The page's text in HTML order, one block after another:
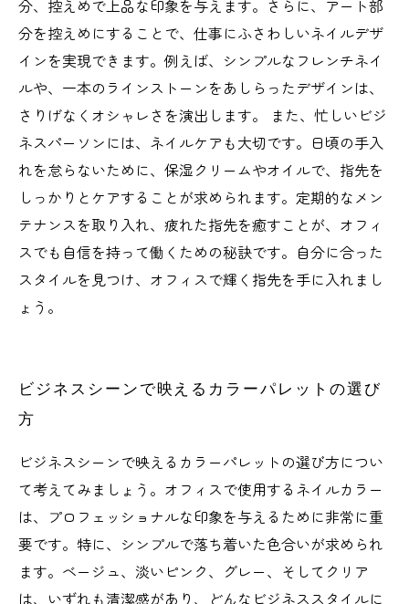
分、控えめで上品な印象を与えます。さらに、アート部
分を控えめにすることで、仕事にふさわしいネイルデザ
インを実現できます。例えば、シンプルなフレンチネイ
ルや、一本のラインストーンをあしらったデザインは、
さりげなくオシャレさを演出します。 また、忙しいビジ
ネスパーソンには、ネイルケアも大切です。日頃の手入
れを怠らないために、保湿クリームやオイルで、指先を
しっかりとケアすることが求められます。定期的なメン
テナンスを取り入れ、疲れた指先を癒すことが、オフィ
スでも自信を持って働くための秘訣です。自分に合った
スタイルを見つけ、オフィスで輝く指先を手に入れまし
ょう。
ビジネスシーンで映えるカラーパレットの選び
方
ビジネスシーンで映えるカラーパレットの選び方につい
て考えてみましょう。オフィスで使用するネイルカラー
は、プロフェッショナルな印象を与えるために非常に重
要です。特に、シンプルで落ち着いた色合いが求められ
ます。ベージュ、淡いピンク、グレー、そしてクリア
は、いずれも清潔感があり、どんなビジネススタイルに